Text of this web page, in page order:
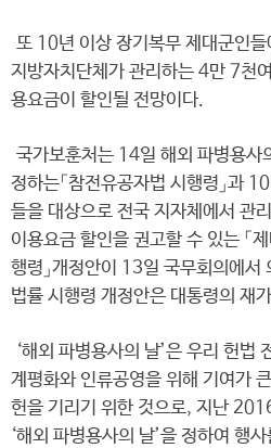
또 10년 이상 장기복무 제대군인
지방자치단체가 관리하는 4만 7천
용요금이 할인될 전망이다.
국가보훈처는 14일 해외 파병용사
정하는「참전유공자법 시행령」과
들을 대상으로 전국 지자체에서 관
이용요금 할인을 권고할 수 있는 「
행령」개정안이 13일 국무회의에서
법률 시행령 개정안은 대통령의 재
‘해외 파병용사의 날’은 우리 헌법
계평화와 인류공영을 위해 기여가
헌을 기리기 위한 것으로, 지난
‘해외 파병용사의 날’을 정하여 행